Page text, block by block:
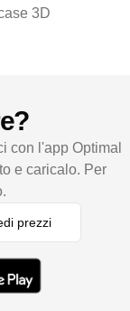
3D
con l'app Optimal
e caricalo. Per
prezzi